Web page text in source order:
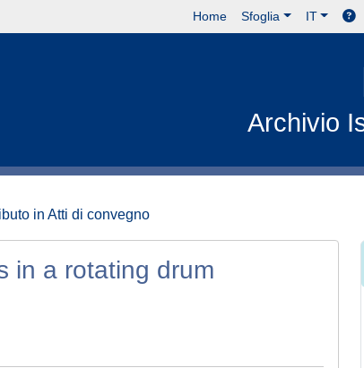
Home Sfoglia IT
Archivio
in Atti di convegno
in a rotating drum